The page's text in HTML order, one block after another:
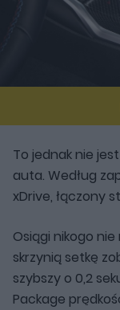
To jednak nie
auta. Według
xDrive, łączony
Osiągi nikogo
skrzynią setkę
szybszy o 0,2
Package